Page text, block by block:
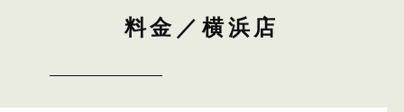
料金／横浜店